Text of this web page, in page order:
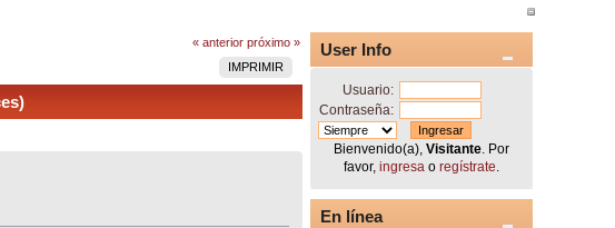
« anterior próximo »
IMPRIMIR
User Info
Usuario:
Contraseña:
Bienvenido(a),Visitante . Por
favor,ingresa oregístrate
En línea